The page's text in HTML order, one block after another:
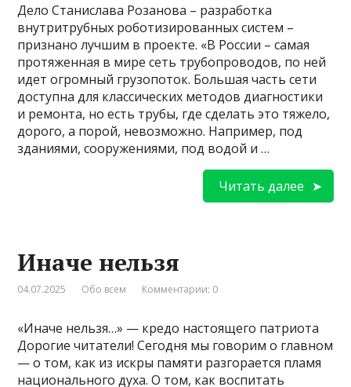
Дело Станислава Розанова – разработка
внутритрубных роботизированных систем –
признано лучшим в проекте. «В России – самая
протяженная в мире сеть трубопроводов, по ней
идет огромный грузопоток. Большая часть сети
доступна для классических методов диагностики
и ремонта, но есть трубы, где сделать это тяжело,
дорого, а порой, невозможно. Например, под
зданиями, сооружениями, под водой и …
Читать далее
Иначе нельзя
04.07.2025 Обо всем Комментарии: 0
«Иначе нельзя…» — кредо настоящего патриота
Дорогие читатели! Сегодня мы говорим о главном
— о том, как из искры памяти разгорается пламя
национального духа. О том, как воспитать